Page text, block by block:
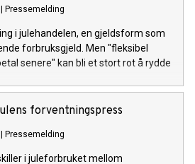
| Pressemelding
i julehandelen, en gjeldsform som
forbruksgjeld. Men "fleksibel
senere" kan bli et stort rot å rydde
forventningspress
| Pressemelding
i juleforbruket mellom